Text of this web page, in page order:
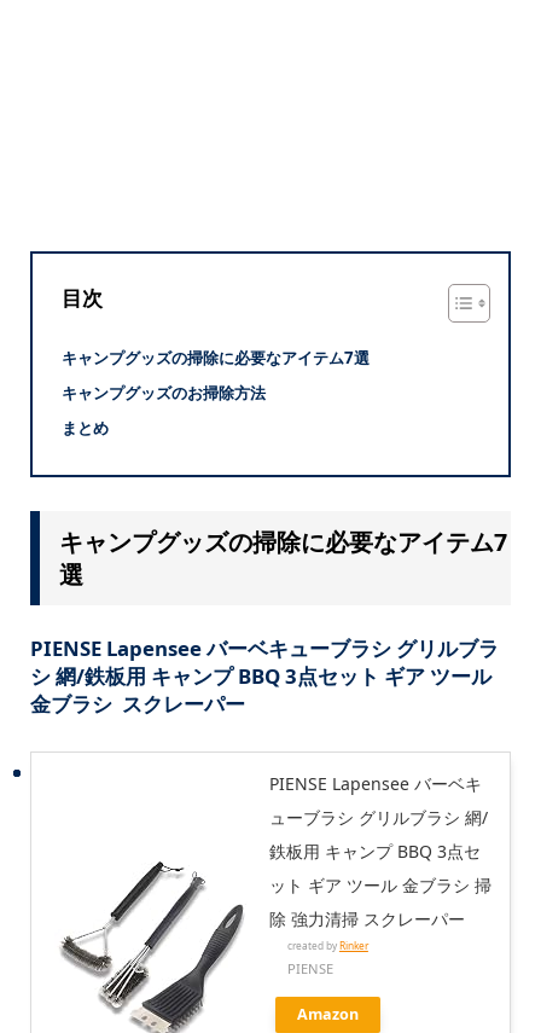
目次
キャンプグッズの掃除に必要なアイテム7選
キャンプグッズのお掃除方法
まとめ
キャンプグッズの掃除に必要なアイテム7
選
PIENSE Lapensee バーベキューブラシ グリルブラ
シ 網/鉄板用 キャンプ BBQ 3点セット ギア ツール
金ブラシ スクレーパー
PIENSE Lapensee バーベキ
ューブラシ グリルブラシ 網/
鉄板用 キャンプ BBQ 3点セ
ット ギア ツール 金ブラシ 掃
除 強力清掃 スクレーパー
created by Rinker
PIENSE
Amazon